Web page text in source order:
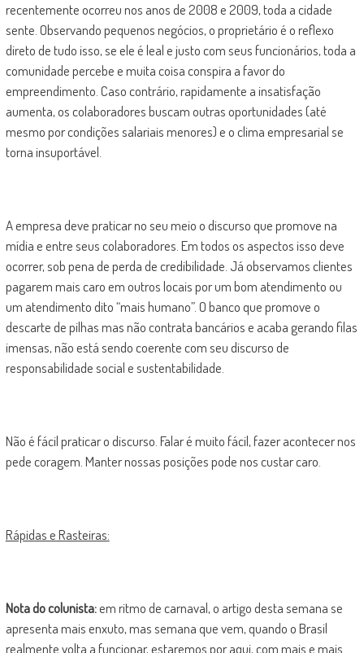
recentemente ocorreu nos anos de 2008 e 2009, toda a cidade
sente. Observando pequenos negócios, o proprietário é o reflexo
direto de tudo isso, se ele é leal e justo com seus funcionários, toda a
comunidade percebe e muita coisa conspira a favor do
empreendimento. Caso contrário, rapidamente a insatisfação
aumenta, os colaboradores buscam outras oportunidades (até
mesmo por condições salariais menores) e o clima empresarial se
torna insuportável.
A empresa deve praticar no seu meio o discurso que promove na
mídia e entre seus colaboradores. Em todos os aspectos isso deve
ocorrer, sob pena de perda de credibilidade. Já observamos clientes
pagarem mais caro em outros locais por um bom atendimento ou
um atendimento dito “mais humano”. O banco que promove o
descarte de pilhas mas não contrata bancários e acaba gerando filas
imensas, não está sendo coerente com seu discurso de
responsabilidade social e sustentabilidade.
Não é fácil praticar o discurso. Falar é muito fácil, fazer acontecer nos
pede coragem. Manter nossas posições pode nos custar caro.
Rápidas e Rasteiras:
Nota do colunista:em ritmo de carnaval, o artigo desta semana se
apresenta mais enxuto, mas semana que vem, quando o Brasil
realmente volta a funcionar, estaremos por aqui, com mais e mais